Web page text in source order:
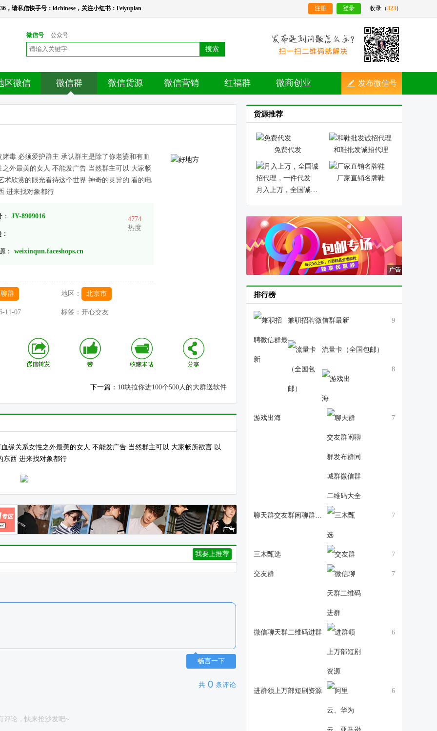
，请私信快手号：ldchinese，关注小红书：Feiyuplan 登录
注册 收录（323）
微信号 公众号
搜索
区微信 微信群 微信货源 微信营销 红福群 微商创业 发布微信号
赌毒 必须爱护群主 承认群主是除了你老婆和有血
之外最美的女人 不能发广告 当然群主可以 大家畅
术欣赏的眼光看待这个世界 神奇的灵异的 看的电
进来找对象都行
JY-8909016
： weixinqun.faceshops.cn
4774
热度
群 地区： 北京市
11-07 标签： 开心交友
下一篇： 10块拉你进100个500人的大群送软件
缘关系女性之外最美的女人 不能发广告 当然群主可以 大家畅所欲言 以
东西 进来找对象都行
我要上推荐
畅言一下
共 0 条评论
评论，快来抢沙发吧~
货源推荐
免费代发 和鞋批发诚招代理
月入上万，全国诚招代理，一件代发
厂家直销名牌鞋
排行榜
兼职招聘微信群最新 9
流量卡（全国包邮）
8
游戏出海 7
聊天群交友群闲聊群发布群同城群微信群二维码大全 7
三木甄选 7
交友群 7
微信聊天群二维码进群 6
进群领上万部短剧资源 6